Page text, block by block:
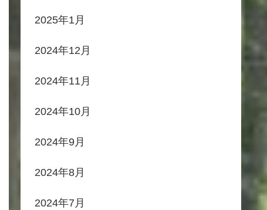
2025年1月
2024年12月
2024年11月
2024年10月
2024年9月
2024年8月
2024年7月